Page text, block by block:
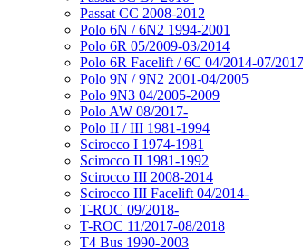
Passat CC 2008-2012
Polo 6N / 6N2 1994-2001
Polo 6R 05/2009-03/2014
Polo 6R Facelift / 6C 04/2014-07/2017
Polo 9N / 9N2 2001-04/2005
Polo 9N3 04/2005-2009
Polo AW 08/2017-
Polo II / III 1981-1994
Scirocco I 1974-1981
Scirocco II 1981-1992
Scirocco III 2008-2014
Scirocco III Facelift 04/2014-
T-ROC 09/2018-
T-ROC 11/2017-08/2018
T4 Bus 1990-2003